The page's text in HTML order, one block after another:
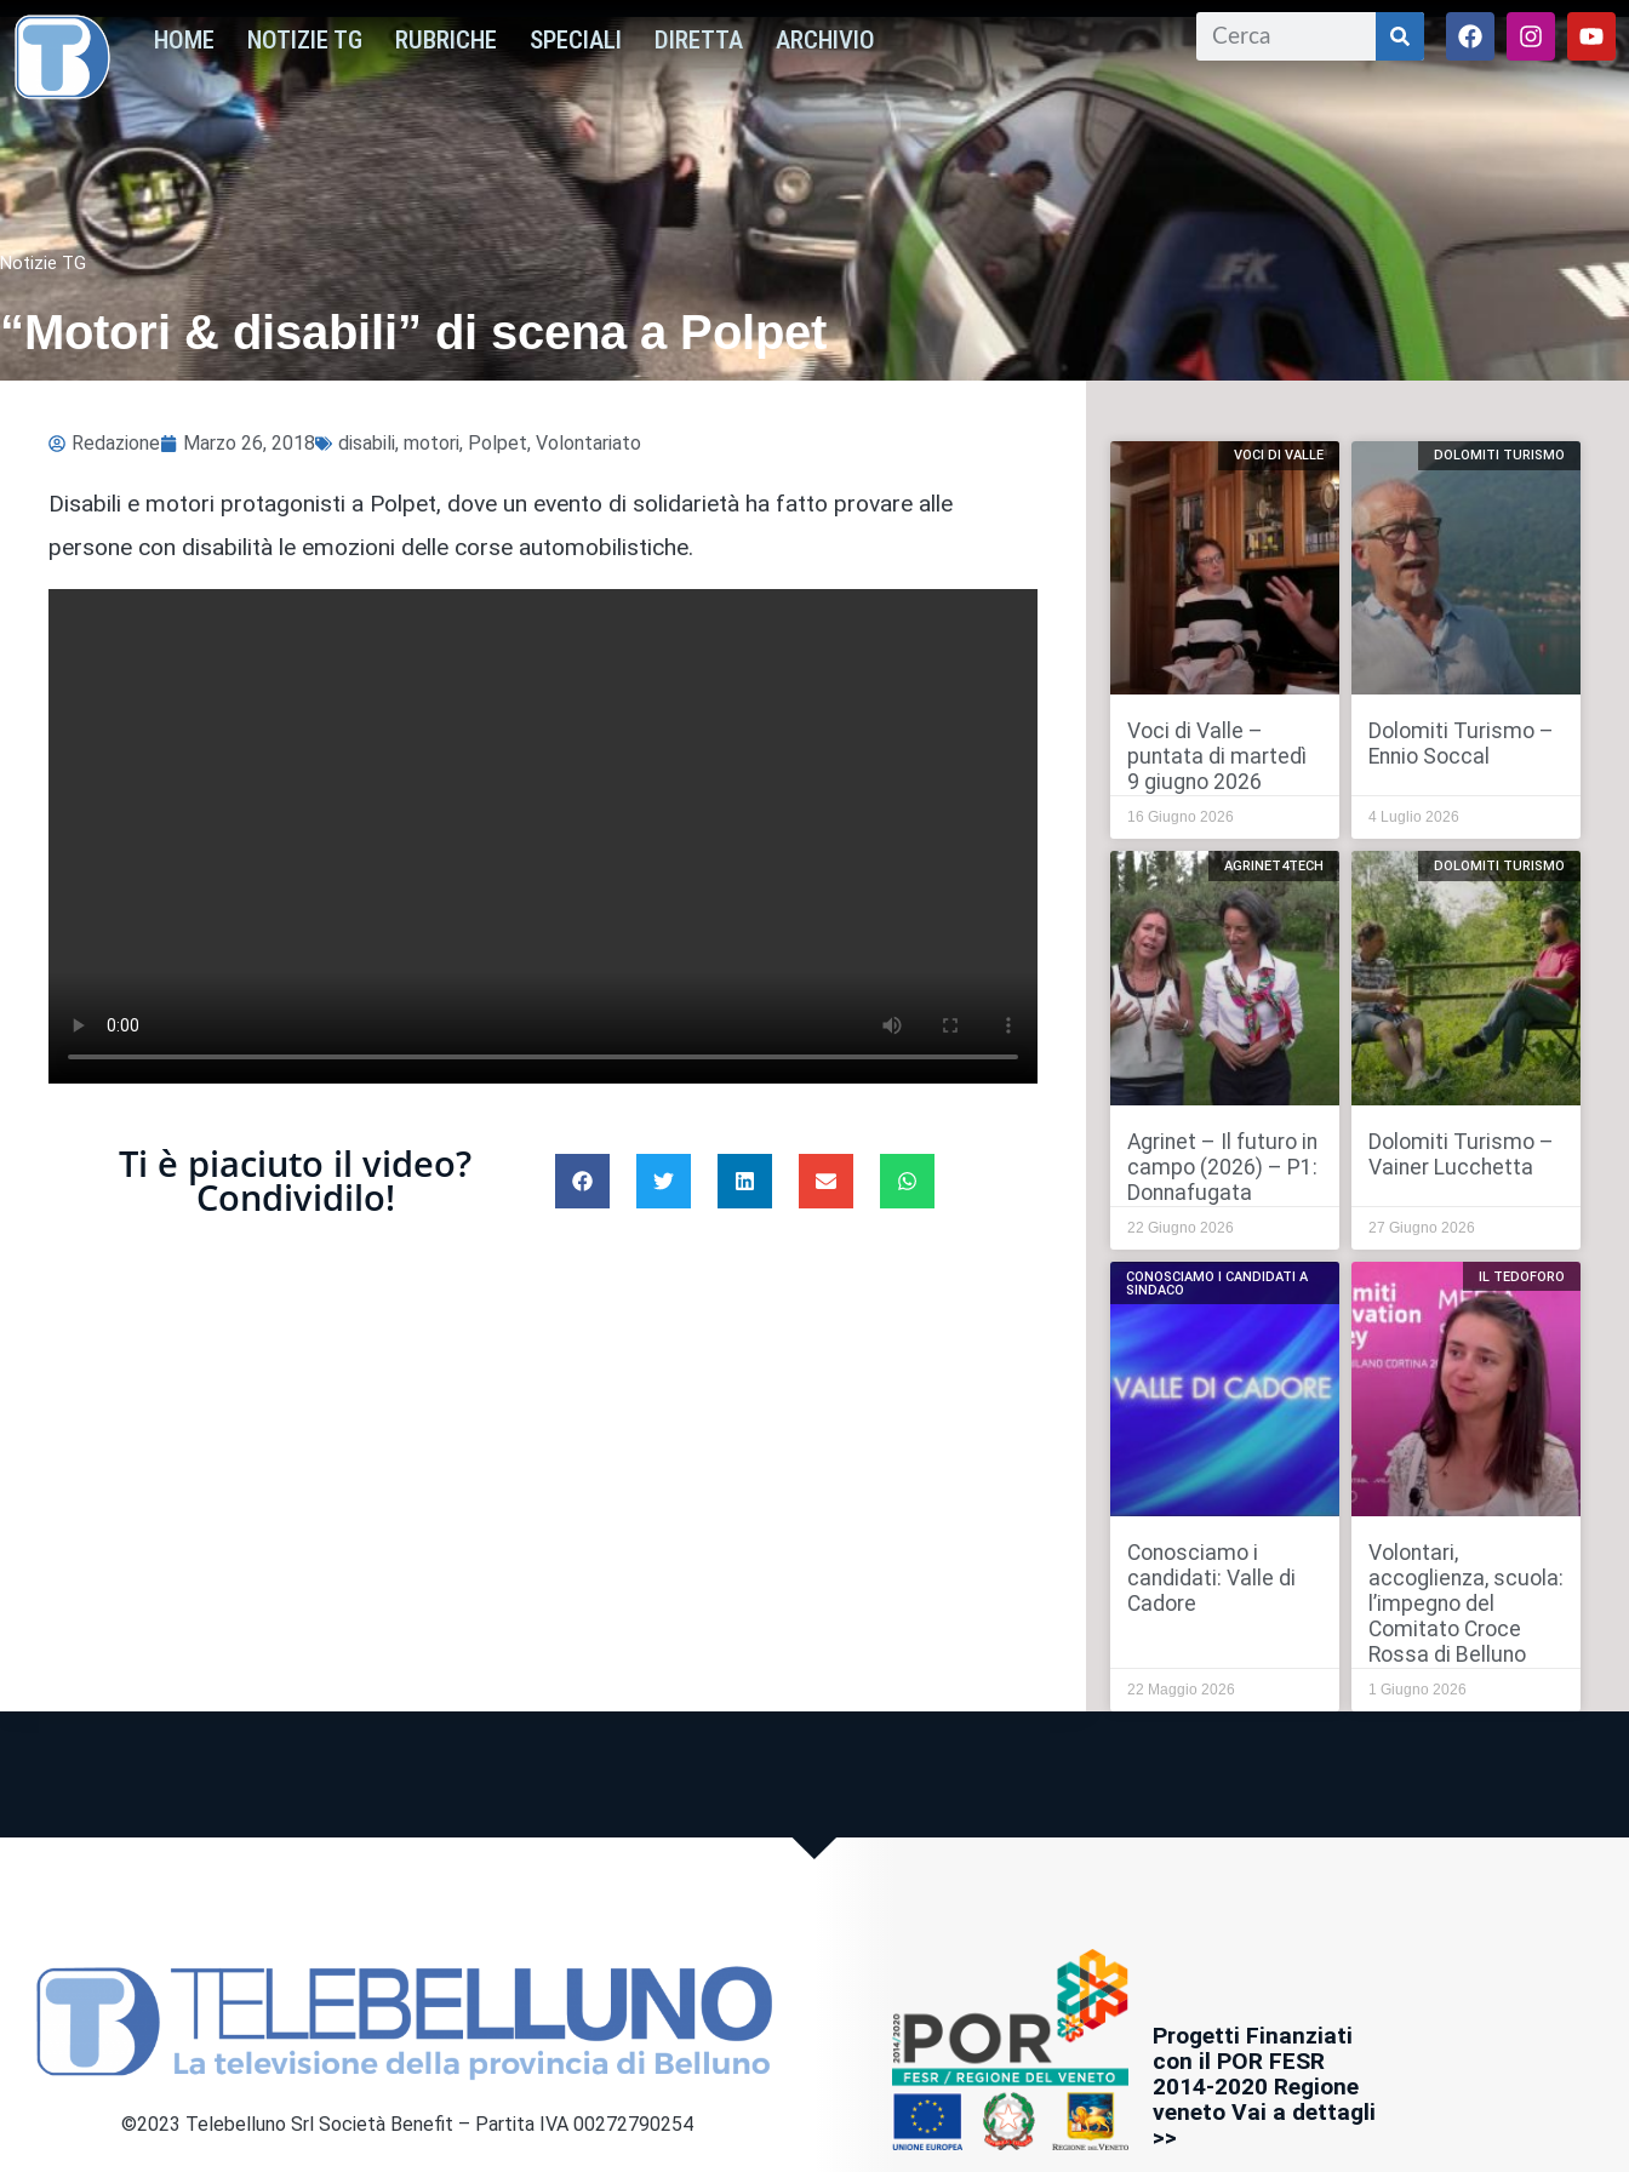
HOME NOTIZIE TG RUBRICHE SPECIALI DIRETTA ARCHIVIO
Notizie TG
“Motori & disabili” di scena a Polpet
Redazione Marzo 26, 2018 disabili, motori, Polpet, Volontariato
Disabili e motori protagonisti a Polpet, dove un evento di solidarietà ha fatto provare alle
persone con disabilità le emozioni delle corse automobilistiche.
Ti è piaciuto il video?
Condividilo!
VOCI DI VALLE
Voci di Valle –
puntata di martedì
9 giugno 2026
16 Giugno 2026
DOLOMITI TURISMO
Dolomiti Turismo –
Ennio Soccal
4 Luglio 2026
AGRINET4TECH
Agrinet – Il futuro in
campo (2026) – P1:
Donnafugata
22 Giugno 2026
DOLOMITI TURISMO
Dolomiti Turismo –
Vainer Lucchetta
27 Giugno 2026
CONOSCIAMO I CANDIDATI A
SINDACO
Conosciamo i
candidati: Valle di
Cadore
22 Maggio 2026
IL TEDOFORO
Volontari,
accoglienza, scuola:
l’impegno del
Comitato Croce
Rossa di Belluno
1 Giugno 2026
©2023 Telebelluno Srl Società Benefit – Partita IVA 00272790254
Progetti Finanziati
con il POR FESR
2014-2020 Regione
veneto Vai a dettagli
>>